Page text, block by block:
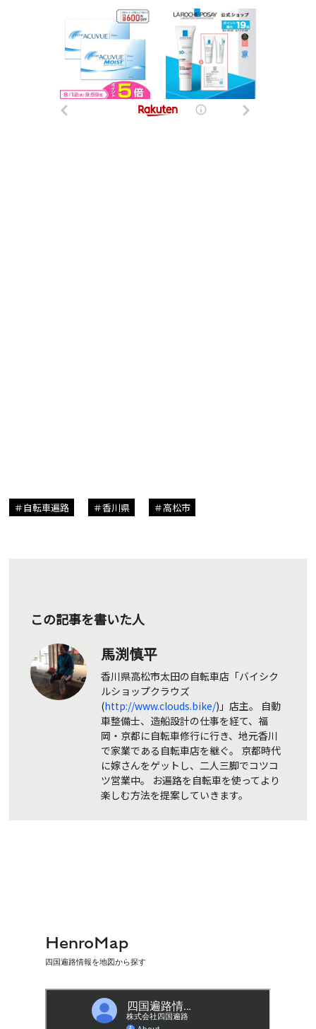
自転車遍路 香川県 高松市
この記事を書いた人
馬渕慎平
香川県高松市太田の自転車店「バイシク
ルショップクラウズ
(http://www.clouds.bike/)」店主。 自動
車整備士、造船設計の仕事を経て、福
岡・京都に自転車修行に行き、地元香川
で家業である自転車店を継ぐ。 京都時代
に嫁さんをゲットし、二人三脚でコツコ
ツ営業中。 お遍路を自転車を使ってより
楽しむ方法を提案していきます。
HenroMap
四国遍路情報を地図から探す